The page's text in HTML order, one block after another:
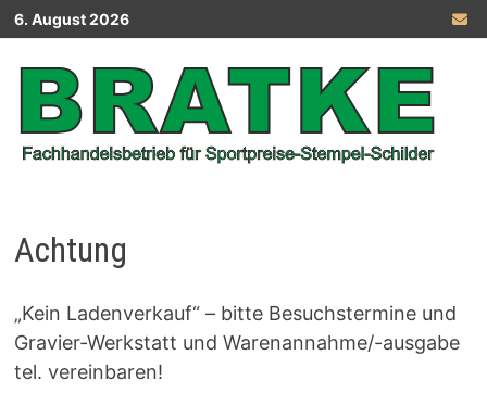
Zurück
zum
Inhalt
6. August 2026
Achtung
„Kein Ladenverkauf“ – bitte Besuchstermine und
Gravier-Werkstatt und Warenannahme/-ausgabe
tel. vereinbaren!